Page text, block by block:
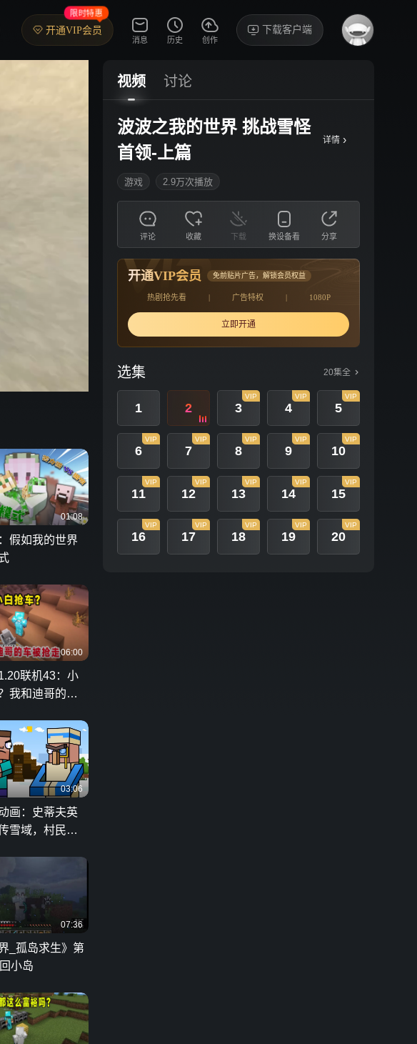
开通VIP会员
限时特惠
消息 历史 创作
下载客户端
01:08
假如我的世界
06:00
联机43：小
我和迪哥的矿
03:06
画：史蒂夫英
雪域，村民无
07:36
_孤岛求生》第
小岛
视频 讨论
波波之我的世界 挑战雪怪
首领-上篇
详情 ›
游戏 2.9万次播放
评论 收藏 下载 换设备看 分享
开通VIP会员 免前贴片广告，解锁会员权益
热剧抢先看 | 广告特权 | 1080P
立即开通
选集 20集全
1 2 3
VIP
4
VIP
5
VIP
6
VIP
7
VIP
8
VIP
9
VIP
10
VIP
11
VIP
12
VIP
13
VIP
14
VIP
15
VIP
16
VIP
17
VIP
18
VIP
19
VIP
20
VIP